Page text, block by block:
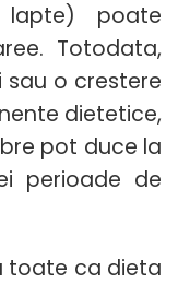
poate
Totodata,
sau o crestere
dietetice,
pot duce la
perioade de
toate ca dieta